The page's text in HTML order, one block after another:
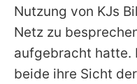
Nutzung von KJs
Netz zu
aufgebracht hatte.
beide ihre Sicht